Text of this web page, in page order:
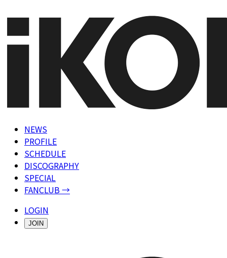
NEWS
PROFILE
SCHEDULE
DISCOGRAPHY
SPECIAL
FANCLUB →
LOGIN
JOIN